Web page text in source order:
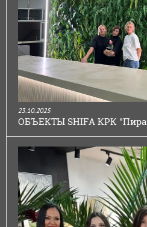
23.10.2025
ОБЪЕКТЫ SHIFA КРК